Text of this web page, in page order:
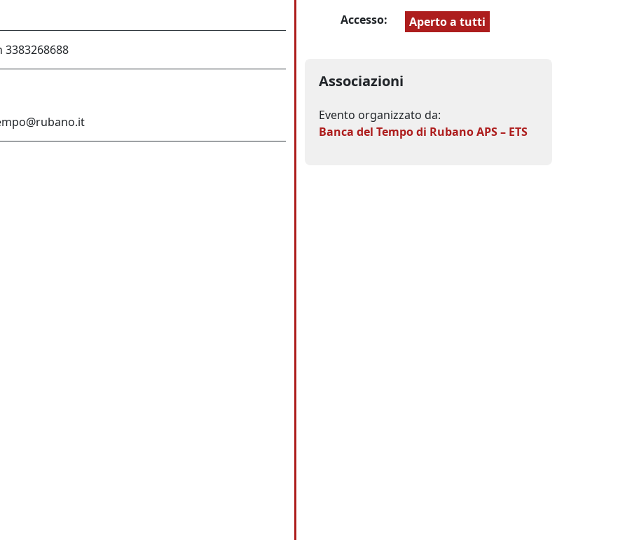
Accesso:
Aperto a tutti
Associazioni
Evento organizzato da:
Banca del Tempo di Rubano APS – ETS